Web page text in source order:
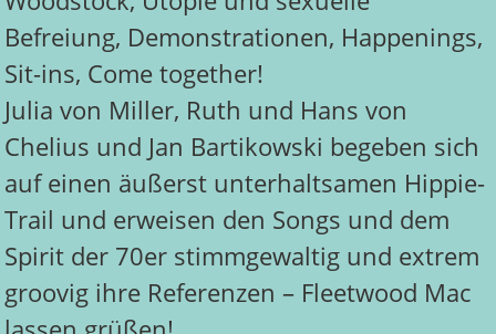
Befreiung, Demonstrationen, Happenings,
Sit-ins, Come together!
Julia von Miller, Ruth und Hans von
Chelius und Jan Bartikowski begeben sich
auf einen äußerst unterhaltsamen Hippie-
Trail und erweisen den Songs und dem
Spirit der 70er stimmgewaltig und extrem
groovig ihre Referenzen – Fleetwood Mac